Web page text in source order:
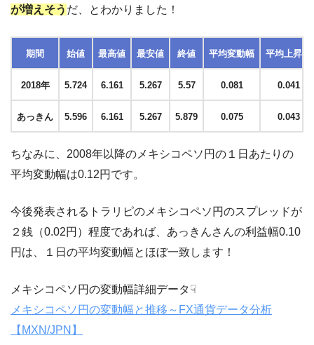
が増えそう だ、とわかりました！
期間 始値 最高値 最安値 終値 平均変動幅 平均上昇幅
2018年 5.724 6.161 5.267 5.57 0.081 0.041
あっきん 5.596 6.161 5.267 5.879 0.075 0.043
ちなみに、2008年以降のメキシコペソ円の１日あたりの
平均変動幅は0.12円です。
今後発表されるトラリピのメキシコペソ円のスプレッドが
２銭（0.02円）程度であれば、あっきんさんの利益幅0.10
円は、１日の平均変動幅とほぼ一致します！
メキシコペソ円の変動幅詳細データ☟
メキシコペソ円の変動幅と推移～FX通貨データ分析
【MXN/JPN】